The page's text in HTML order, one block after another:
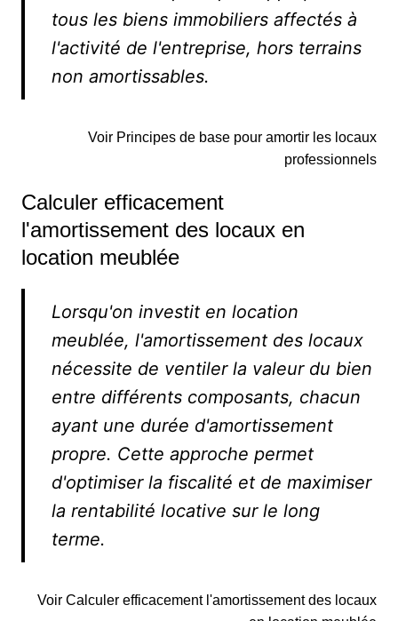
tous les biens immobiliers affectés à
l'activité de l'entreprise, hors terrains
non amortissables.
Voir Principes de base pour amortir les locaux
professionnels
Calculer efficacement
l'amortissement des locaux en
location meublée
Lorsqu'on investit en location
meublée, l'amortissement des locaux
nécessite de ventiler la valeur du bien
entre différents composants, chacun
ayant une durée d'amortissement
propre. Cette approche permet
d'optimiser la fiscalité et de maximiser
la rentabilité locative sur le long
terme.
Voir Calculer efficacement l'amortissement des locaux